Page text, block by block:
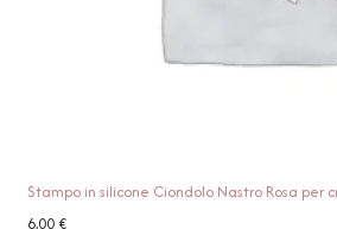
Stampo in silicone Ciondolo Nastro Rosa per
6,00€